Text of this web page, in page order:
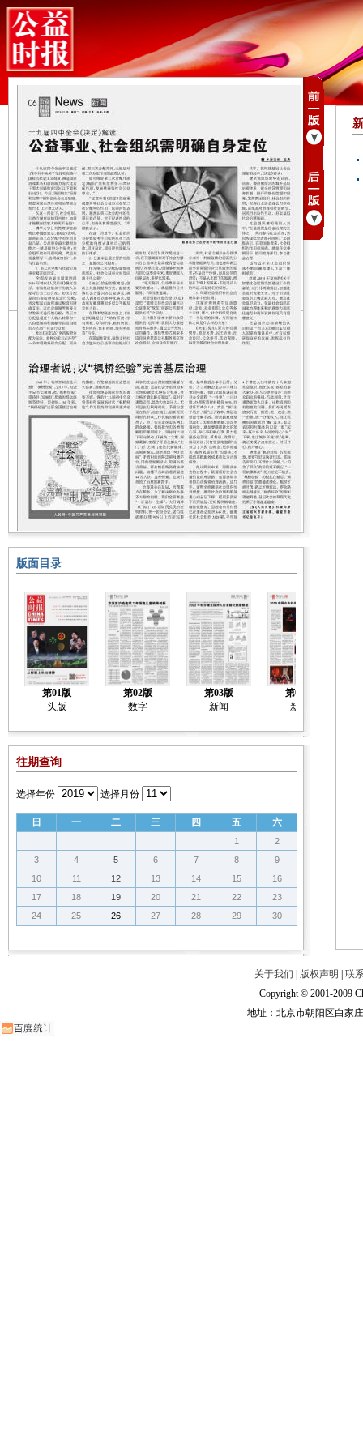
版面目录
第01版
头版
第02版
数字
第03版
新闻
第04版
新闻
往期查询
选择年份 选择月份
日 一 二 三 四 五 六
1
2
3
4 5 6 7 8
9
10
11 12 13 14 15
16
17
18 19 20 21 22
23
24
25 26 27 28 29 30
关于我们 版权声明
联
Copyright © 2001-2009
地址：北京市朝阳区白家